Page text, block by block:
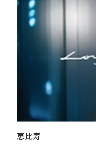
恵比寿